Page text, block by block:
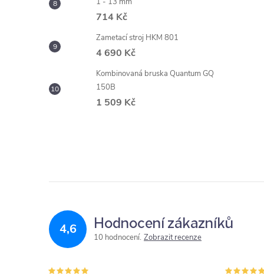
714 Kč
Zametací stroj HKM 801
4 690 Kč
Kombinovaná bruska Quantum GQ
150B
1 509 Kč
4,6 Hodnocení zákazníků
10 hodnocení Zobrazit recenze